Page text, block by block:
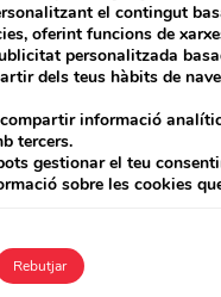
aquest recorregut per
el contingut
oferint funcions de
personalitzada
dels teus hàbits de
informació
tercers.
gestionar el teu
sobre les cookies
Rebutjar